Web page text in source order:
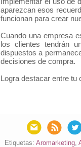
aparezcan esos
funcionan para crear
Cuando una empresa
los clientes tendrán
dispuestos a
decisiones de compra.
Logra destacar entre
Etiquetas: Aromarketing